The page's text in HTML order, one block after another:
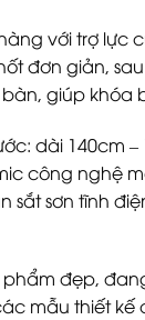
với trợ lực
đơn giản,
giúp khóa
dài 140cm –
công nghệ
sắt sơn tĩnh
phẩm đẹp,
mẫu thiết